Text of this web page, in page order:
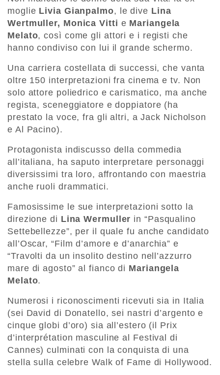
moglie Livia Gianpalmo, le dive Lina
Wertmuller, Monica Vitti e Mariangela
Melato, così come gli attori e i registi che
hanno condiviso con lui il grande schermo.
Una carriera costellata di successi, che vanta
oltre 150 interpretazioni fra cinema e tv. Non
solo attore poliedrico e carismatico, ma anche
regista, sceneggiatore e doppiatore (ha
prestato la voce, fra gli altri, a Jack Nicholson
e Al Pacino).
Protagonista indiscusso della commedia
all’italiana, ha saputo interpretare personaggi
diversissimi tra loro, affrontando con maestria
anche ruoli drammatici.
Famosissime le sue interpretazioni sotto la
direzione di Lina Wermuller in “Pasqualino
Settebellezze”, per il quale fu anche candidato
all’Oscar, “Film d’amore e d’anarchia” e
“Travolti da un insolito destino nell’azzurro
mare di agosto” al fianco di Mariangela
Melato.
Numerosi i riconoscimenti ricevuti sia in Italia
(sei David di Donatello, sei nastri d’argento e
cinque globi d’oro) sia all’estero (il Prix
d’interprétation masculine al Festival di
Cannes) culminati con la conquista di una
stella sulla celebre Walk of Fame di Hollywood.